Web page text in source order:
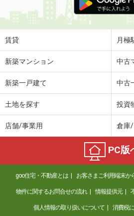
賃貸 月極
新築マンション 中古
新築一戸建て 中古
土地を探す 投資
店舗/事業用 倉庫/
PC版
goo住宅・不動産とは お客さまご利用端末か
物件に関するお問合せの流れ 情報提供元
個人情報の取り扱いについて 消費税